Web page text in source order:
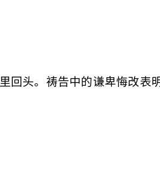
回头。祷告中的谦卑悔改表